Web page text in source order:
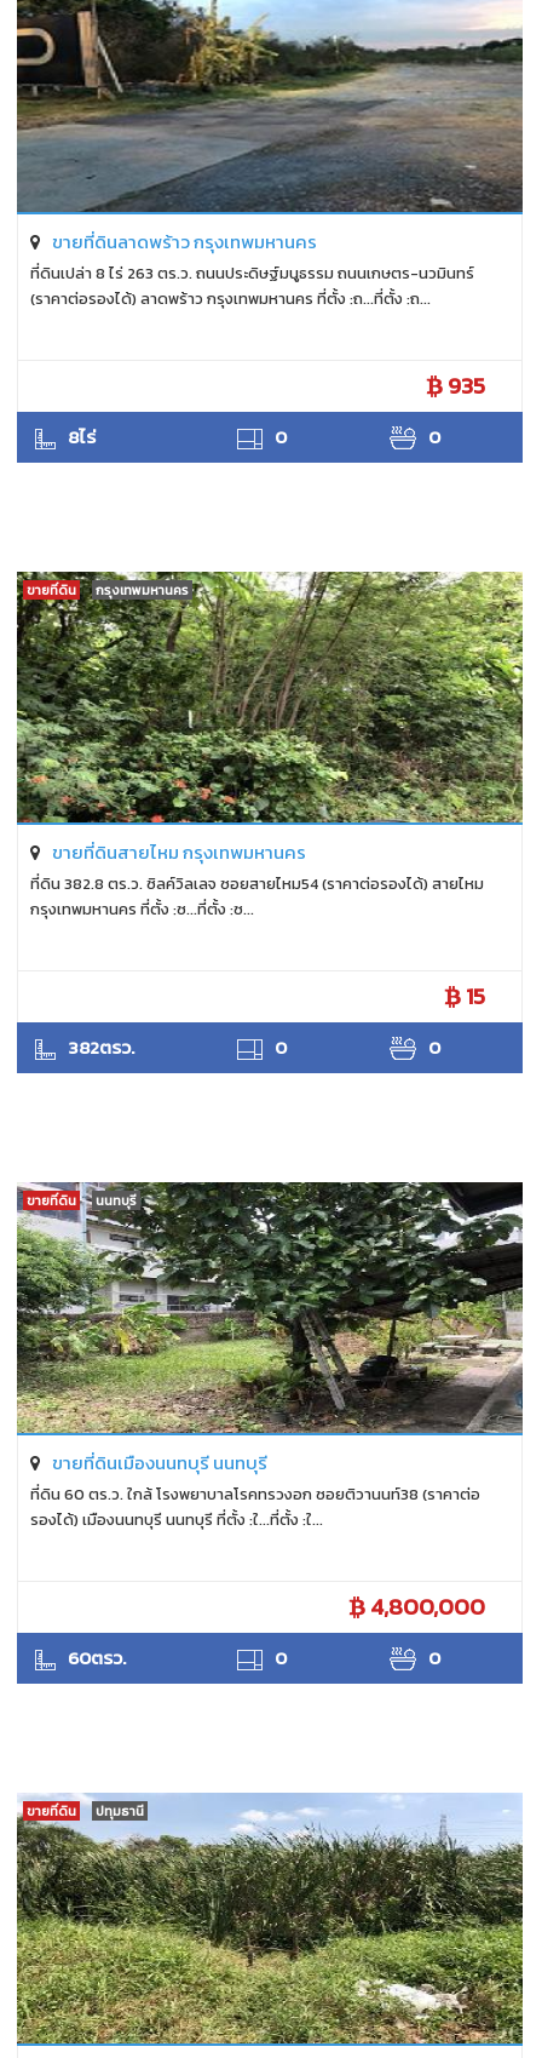
ขายที่ดินลาดพร้าว กรุงเทพมหานคร
ที่ดินเปล่า 8 ไร่ 263 ตร.ว. ถนนประดิษฐ์มนูธรรม ถนนเกษตร-นวมินทร์
(ราคาต่อรองได้) ลาดพร้าว กรุงเทพมหานคร ที่ตั้ง :ถ...ที่ตั้ง :ถ...
935
8ไร่ 0 0
ANTPUNYAPA
ขายที่ดิน กรุงเทพมหานคร
ขายที่ดินสายไหม กรุงเทพมหานคร
ที่ดิน 382.8 ตร.ว. ซิลค์วิลเลจ ซอยสายไหม54 (ราคาต่อรองได้) สายไหม
กรุงเทพมหานคร ที่ตั้ง :ซ...ที่ตั้ง :ซ...
15
382ตรว. 0 0
ANTPUNYAPA
ขายที่ดิน นนทบุรี
ขายที่ดินเมืองนนทบุรี นนทบุรี
ที่ดิน 60 ตร.ว. ใกล้ โรงพยาบาลโรคทรวงอก ซอยติวานนท์38 (ราคาต่อ
รองได้) เมืองนนทบุรี นนทบุรี ที่ตั้ง :ใ...ที่ตั้ง :ใ...
4,800,000
60ตรว. 0 0
ANTPUNYAPA
ขายที่ดิน ปทุมธานี